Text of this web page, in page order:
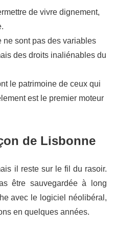
de vivre dignement,
ne sont pas des variables
des droits inaliénables du
le patrimoine de ceux qui
est le premier moteur
de Lisbonne
il reste sur le fil du rasoir.
être sauvegardée à long
avec le logiciel néolibéral,
en quelques années.